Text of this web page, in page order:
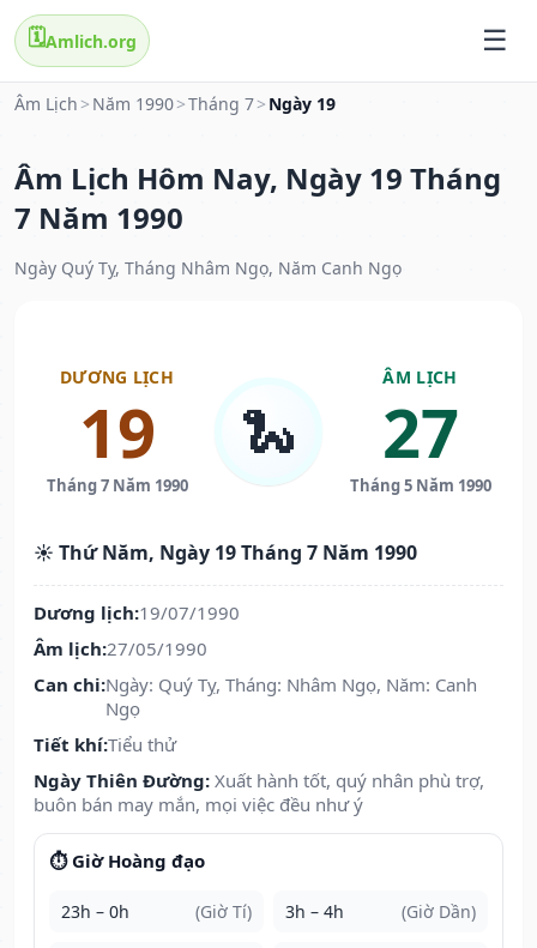
🗓️Amlich.org
Âm Lịch > Năm 1990>Tháng 7> Ngày 19
Âm Lịch Hôm Nay, Ngày 19 Tháng
7 Năm 1990
Ngày Quý Tỵ, Tháng Nhâm Ngọ, Năm Canh Ngọ
DƯƠNG LỊCH
19
Tháng 7 Năm 1990
🐍
ÂM LỊCH
27
Tháng 5 Năm 1990
☀️ Thứ Năm, Ngày 19 Tháng 7 Năm 1990
Dương lịch:19/07/1990
Âm lịch:27/05/1990
Can chi:Ngày: Quý Tỵ, Tháng: Nhâm Ngọ, Năm: Canh
Ngọ
Tiết khí:Tiểu thử
Ngày Thiên Đường: Xuất hành tốt, quý nhân phù trợ,
buôn bán may mắn, mọi việc đều như ý
⏱️ Giờ Hoàng đạo
23h – 0h (Giờ Tí) 3h – 4h (Giờ Dần)